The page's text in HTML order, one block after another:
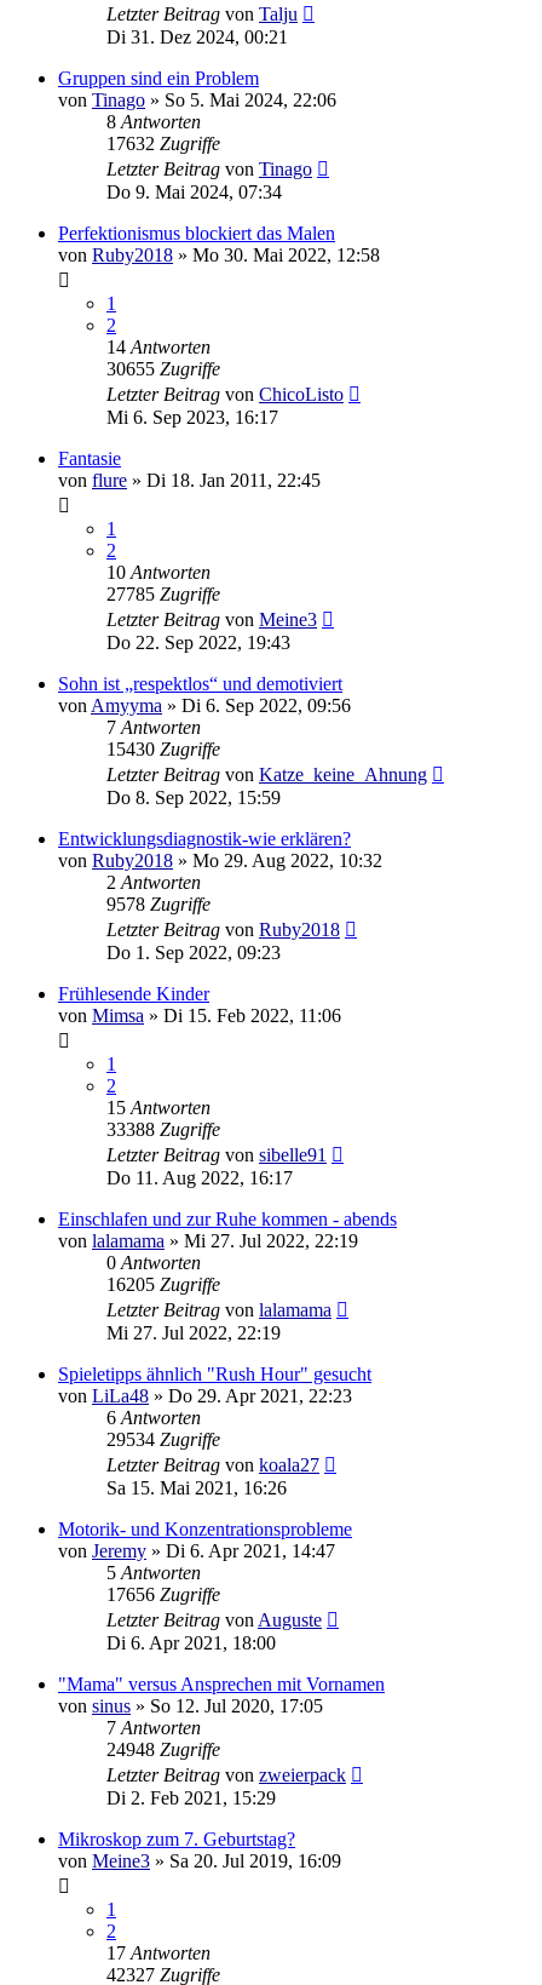
Letzter Beitrag von Talju
Di 31. Dez 2024, 00:21
Gruppen sind ein Problem
von Tinago » So 5. Mai 2024, 22:06
8 Antworten
17632 Zugriffe
Letzter Beitrag von Tinago
Do 9. Mai 2024, 07:34
Perfektionismus blockiert das Malen
von Ruby2018 » Mo 30. Mai 2022, 12:58
1
2
14 Antworten
30655 Zugriffe
Letzter Beitrag von ChicoListo
Mi 6. Sep 2023, 16:17
Fantasie
von flure » Di 18. Jan 2011, 22:45
1
2
10 Antworten
27785 Zugriffe
Letzter Beitrag von Meine3
Do 22. Sep 2022, 19:43
Sohn ist „respektlos“ und demotiviert
von Amyyma » Di 6. Sep 2022, 09:56
7 Antworten
15430 Zugriffe
Letzter Beitrag von Katze_keine_Ahnung
Do 8. Sep 2022, 15:59
Entwicklungsdiagnostik-wie erklären?
von Ruby2018 » Mo 29. Aug 2022, 10:32
2 Antworten
9578 Zugriffe
Letzter Beitrag von Ruby2018
Do 1. Sep 2022, 09:23
Frühlesende Kinder
von Mimsa » Di 15. Feb 2022, 11:06
1
2
15 Antworten
33388 Zugriffe
Letzter Beitrag von sibelle91
Do 11. Aug 2022, 16:17
Einschlafen und zur Ruhe kommen - abends
von lalamama » Mi 27. Jul 2022, 22:19
0 Antworten
16205 Zugriffe
Letzter Beitrag von lalamama
Mi 27. Jul 2022, 22:19
Spieletipps ähnlich "Rush Hour" gesucht
von LiLa48 » Do 29. Apr 2021, 22:23
6 Antworten
29534 Zugriffe
Letzter Beitrag von koala27
Sa 15. Mai 2021, 16:26
Motorik- und Konzentrationsprobleme
von Jeremy » Di 6. Apr 2021, 14:47
5 Antworten
17656 Zugriffe
Letzter Beitrag von Auguste
Di 6. Apr 2021, 18:00
"Mama" versus Ansprechen mit Vornamen
von sinus » So 12. Jul 2020, 17:05
7 Antworten
24948 Zugriffe
Letzter Beitrag von zweierpack
Di 2. Feb 2021, 15:29
Mikroskop zum 7. Geburtstag?
von Meine3 » Sa 20. Jul 2019, 16:09
1
2
17 Antworten
42327 Zugriffe